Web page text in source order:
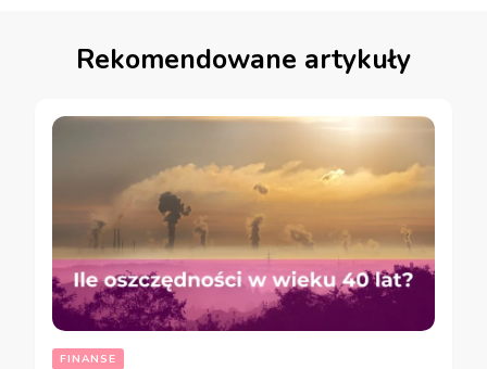
Rekomendowane artykuły
FINANSE